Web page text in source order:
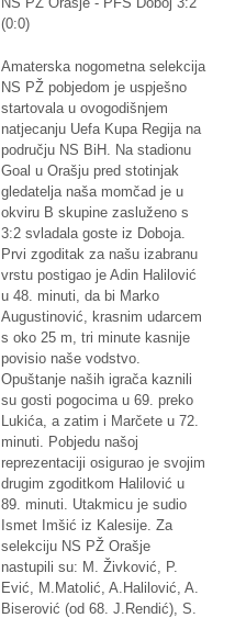
(0:0)
Amaterska nogometna selekcija
NS PŽ pobjedom je uspješno
startovala u ovogodišnjem
natjecanju Uefa Kupa Regija na
području NS BiH. Na stadionu
Goal u Orašju pred stotinjak
gledatelja naša momčad je u
okviru B skupine zasluženo s
3:2 svladala goste iz Doboja.
Prvi zgoditak za našu izabranu
vrstu postigao je Adin Halilović
u 48. minuti, da bi Marko
Augustinović, krasnim udarcem
s oko 25 m, tri minute kasnije
povisio naše vodstvo.
Opuštanje naših igrača kaznili
su gosti pogocima u 69. preko
Lukića, a zatim i Marčete u 72.
minuti. Pobjedu našoj
reprezentaciji osigurao je svojim
drugim zgoditkom Halilović u
89. minuti. Utakmicu je sudio
Ismet Imšić iz Kalesije. Za
selekciju NS PŽ Orašje
nastupili su: M. Živković, P.
Ević, M.Matolić, A.Halilović, A.
Biserović (od 68. J.Rendić), S.